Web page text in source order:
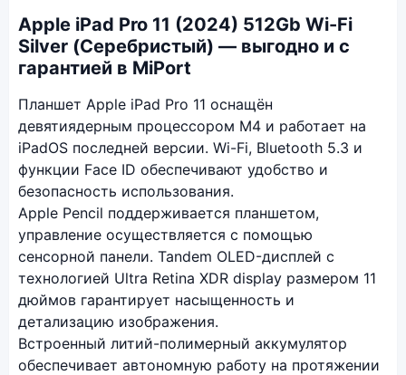
Apple iPad Pro 11 (2024) 512Gb Wi-Fi
Silver (Серебристый) — выгодно и с
гарантией в MiPort
Планшет Apple iPad Pro 11 оснащён
девятиядерным процессором М4 и работает на
iPadOS последней версии. Wi-Fi, Bluetooth 5.3 и
функции Face ID обеспечивают удобство и
безопасность использования.
Apple Pencil поддерживается планшетом,
управление осуществляется с помощью
сенсорной панели. Tandem OLED-дисплей с
технологией Ultra Retina XDR display размером 11
дюймов гарантирует насыщенность и
детализацию изображения.
Встроенный литий-полимерный аккумулятор
обеспечивает автономную работу на протяжении